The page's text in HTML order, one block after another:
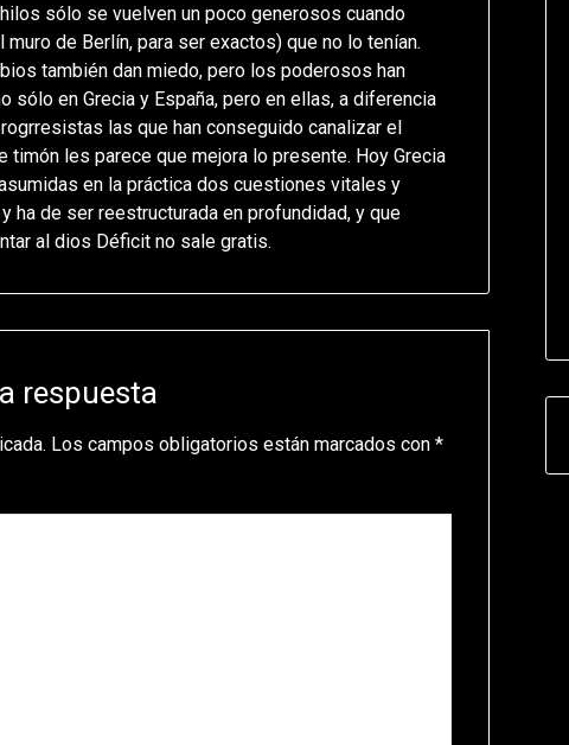
sólo se vuelven un poco generosos cuando
de Berlín, para ser exactos) que no lo tenían.
también dan miedo, pero los poderosos han
en Grecia y España, pero en ellas, a diferencia
las que han conseguido canalizar el
les parece que mejora lo presente. Hoy Grecia
en la práctica dos cuestiones vitales y
ha de ser reestructurada en profundidad, y que
al dios Déficit no sale gratis.
respuesta
Los campos obligatorios están marcados con*